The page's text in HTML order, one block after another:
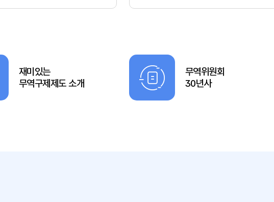
재미있는
무역구제제도 소개
무역위원회
30년사